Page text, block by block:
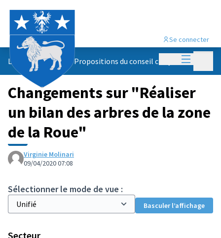
Menu
Se connecter
Le conseil citoyen Propositions du conseil citoyen
Changements sur "Réaliser
un bilan des arbres de la zone
de la Roue"
Virginie Molinari
09/04/2020 07:08
Sélectionner le mode de vue :
Basculer l’affichage
Secteur